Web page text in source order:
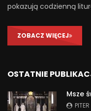
pokazują codzienną
ZOBACZ WIĘCEJ
OSTATNIE
Msze
PITER